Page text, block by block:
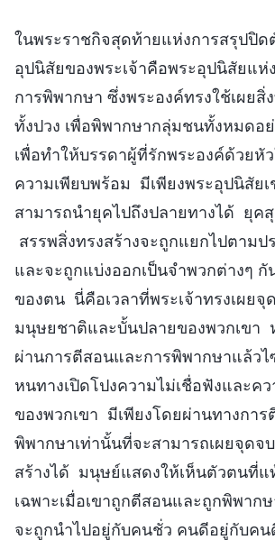
ในพระราชกิจสุดท้ายแห่งการสรุปปิด
อุปนิสัยของพระเจ้าคือพระอุปนิสัยแห่
การพิพากษา ซึ่งพระองค์ทรงใช้เผยสิ่
ทั้งปวง เพื่อพิพากษากลุ่มชนทั้งหมดอย่
เพื่อทำให้บรรดาผู้ที่รักพระองค์ด้วยหั
ความเพียบพร้อม มีเพียงพระอุปนิสัย
สามารถนำยุคไปถึงปลายทางได้ ยุค
สรรพสิ่งทรงสร้างจะถูกแยกไปตามป
และจะถูกแบ่งออกเป็นจำพวกต่างๆ
ของตน นี่คือเวลาที่พระเจ้าทรงเผยจุ
มนุษยชาติและบั้นปลายของพวกเขา
ผ่านการตีสอนและการพิพากษาแล้ว
หนทางเปิดโปงความไม่เชื่อฟังและค
ของพวกเขา มีเพียงโดยผ่านทางกา
พิพากษาเท่านั้นที่จะสามารถเผยจุดจ
สร้างได้ มนุษย์แสดงให้เห็นตัวตนที่แ
เฉพาะเมื่อเขาถูกตีสอนและถูกพิพาก
จะถูกนำไปอยู่กับคนชั่ว คนดีอยู่กับค